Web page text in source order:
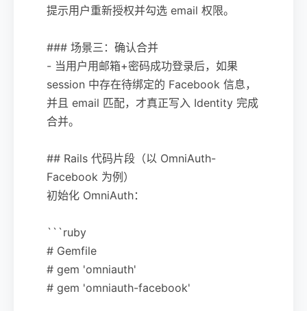
提示用户重新授权并勾选 email 权限。
### 场景三：确认合并
- 当用户用邮箱+密码成功登录后，如果
session 中存在待绑定的 Facebook 信息，
并且 email 匹配，才真正写入 Identity 完成
合并。
## Rails 代码片段（以 OmniAuth-
Facebook 为例）
初始化 OmniAuth：
```ruby
# Gemfile
# gem 'omniauth'
# gem 'omniauth-facebook'